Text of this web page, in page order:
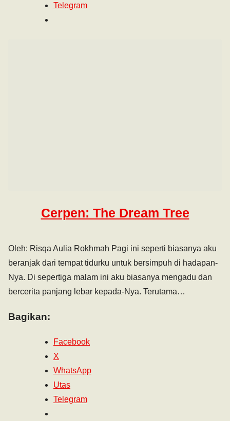
Telegram
Cerpen: The Dream Tree
Oleh: Risqa Aulia Rokhmah Pagi ini seperti biasanya aku
beranjak dari tempat tidurku untuk bersimpuh di hadapan-
Nya. Di sepertiga malam ini aku biasanya mengadu dan
bercerita panjang lebar kepada-Nya. Terutama…
Bagikan:
Facebook
X
WhatsApp
Utas
Telegram